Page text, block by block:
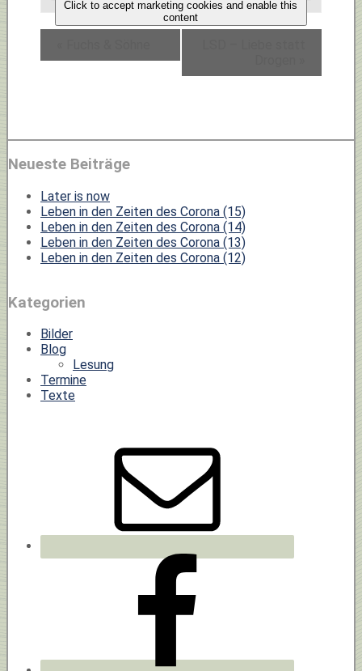
Click to accept marketing cookies and enable this
content
Neueste Beiträge
Later is now
Leben in den Zeiten des Corona (15)
Leben in den Zeiten des Corona (14)
Leben in den Zeiten des Corona (13)
Leben in den Zeiten des Corona (12)
Kategorien
Bilder
Blog
Lesung
Termine
Texte